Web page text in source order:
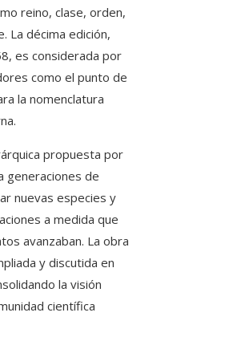
reino, clase, orden,
La décima edición,
es considerada por
como el punto de
la nomenclatura
propuesta por
generaciones de
nuevas especies y
a medida que
avanzaban. La obra
y discutida en
la visión
científica